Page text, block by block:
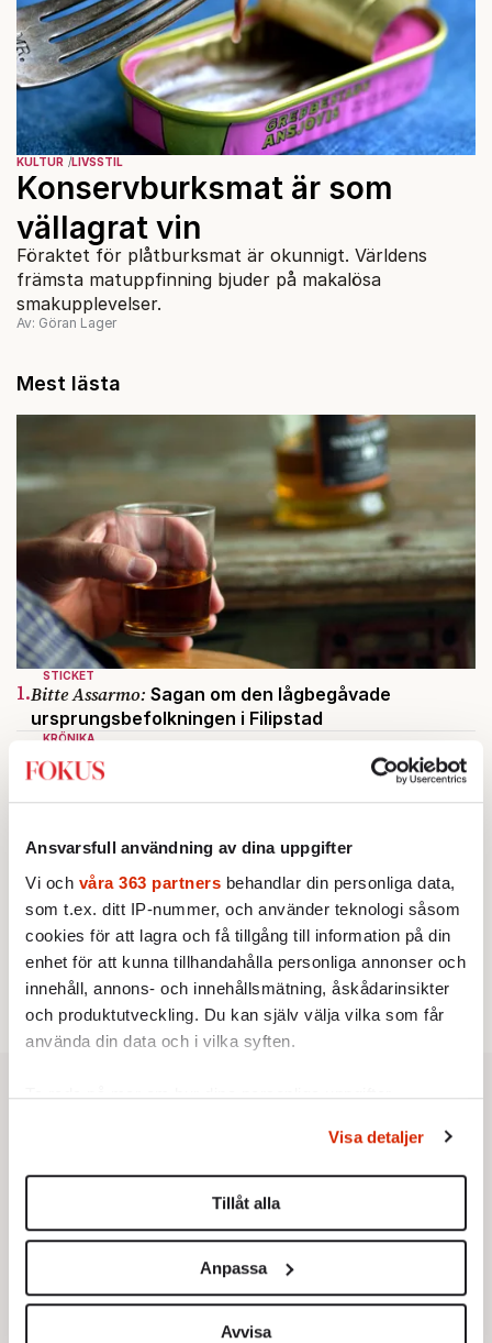
Ansvarsfull användning av dina uppgifter
Vi och våra 363 partners behandlar din personliga data,
som t.ex. ditt IP-nummer, och använder teknologi såsom
cookies för att lagra och få tillgång till information på din
enhet för att kunna tillhandahålla personliga annonser och
innehåll, annons- och innehållsmätning, åskådarinsikter
och produktutveckling. Du kan själv välja vilka som får
använda din data och i vilka syften.
Ta reda på mer om hur dina personliga uppgifter
Du kan ändra eller dra tillbaka ditt samtycke när som
helst från cookie-förklaringen.
Vi använder enhetsidentifierare för att anpassa innehållet
för sociala medier och analysera vår trafik. Vi
vidarebefordrar även sådana identifierare och annan
information från din enhet till de sociala medier och
Visa detaljer
Tillåt alla
Anpassa
Avvisa
KULTUR LIVSSTIL
Konservburksmat är som
vällagrat vin
Föraktet för plåtburksmat är okunnigt. Världens
främsta matuppfinning bjuder på makalösa
smakupplevelser.
Av: Göran Lager
Mest lästa
STICKET
1.Bitte Assarmo: Sagan om den lågbegåvade
ursprungsbefolkningen i Filipstad
KRÖNIKA
2.Sakine Madon:
Efter islamistdådet oroar sig
vänstern för Agnes Wold
KRÖNIKA
franska civilisationen
4.Dan Korn: Quisling, quislingar och sten i glashus
UTRIKES
5.Därför liknar Putin både tsaren och Stalin
Av: Bengt Jangfeldt
STICKET
6.Christoffer Jonsson:Inte nu igen, Vänsterpartiet!